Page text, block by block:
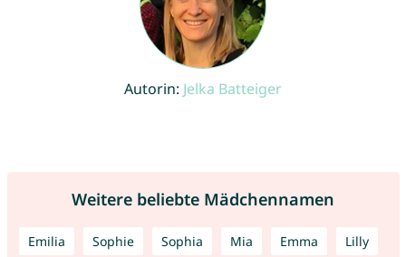
Autorin: Jelka Batteiger
Weitere beliebte Mädchennamen
Emilia Sophie Sophia Mia Emma Lilly